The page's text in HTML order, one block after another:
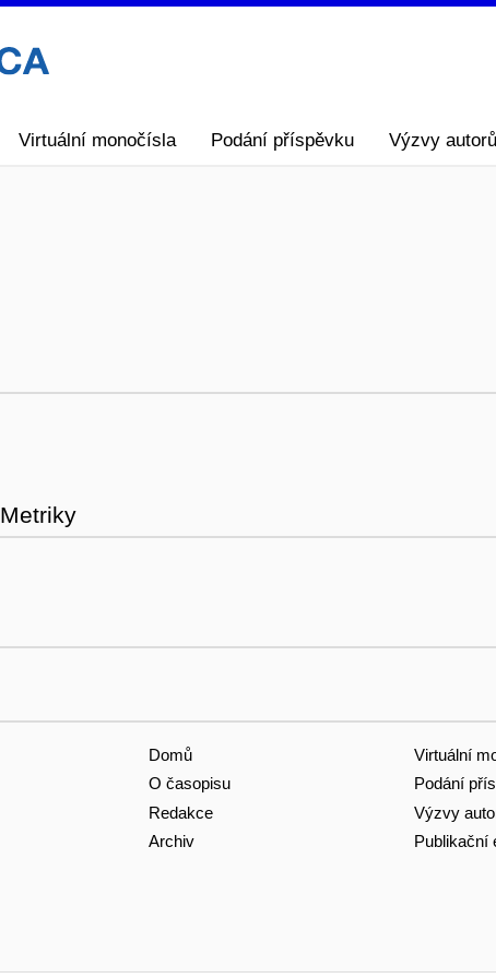
Virtuální monočísla Podání příspěvku Výzvy
Metriky
Domů
O časopisu
Redakce
Archiv
Virtuální
Podání
Výzvy
Publikační